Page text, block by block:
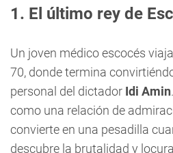
1. El último rey de
Un joven médico escocés
70, donde termina
personal del dictador Idi Amin
como una relación de
convierte en una pesadilla
descubre la brutalidad y